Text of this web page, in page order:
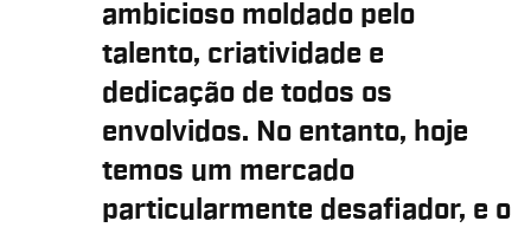
ambicioso moldado pelo
talento, criatividade e
dedicação de todos os
envolvidos. No entanto, hoje
temos um mercado
particularmente desafiador, e o